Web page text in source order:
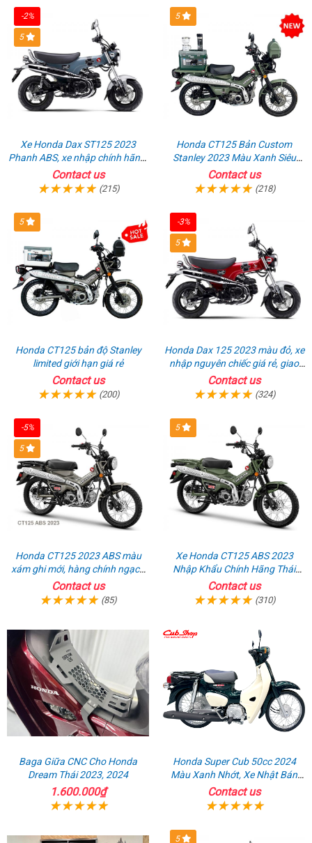
Nam
Việt
Nam
của
Nhật
-2%
5
Xe Honda Dax ST125 2023
Phanh ABS, xe nhập chính hãng,
bán online giá rẻ
Contact us
(215)
5
Honda CT125 Bản Custom
Stanley 2023 Màu Xanh Siêu
Chất
Contact us
(218)
5
Honda CT125 bản độ Stanley
limited giới hạn giá rẻ
Contact us
(200)
-3%
5
Honda Dax 125 2023 màu đỏ, xe
nhập nguyên chiếc giá rẻ, giao
hồ sơ ngay
Contact us
(324)
-5%
5
Honda CT125 2023 ABS màu
xám ghi mới, hàng chính ngạch
giá tốt nhất thị trường
Contact us
(85)
5
Xe Honda CT125 ABS 2023
Nhập Khẩu Chính Hãng Thái
Lan, Đủ Phụ Kiện Đồ Chơi
Contact us
(310)
Baga Giữa CNC Cho Honda
Dream Thái 2023, 2024
1.600.000₫
Honda Super Cub 50cc 2024
Màu Xanh Nhớt, Xe Nhật Bán
Chạy Nhất
Contact us
5